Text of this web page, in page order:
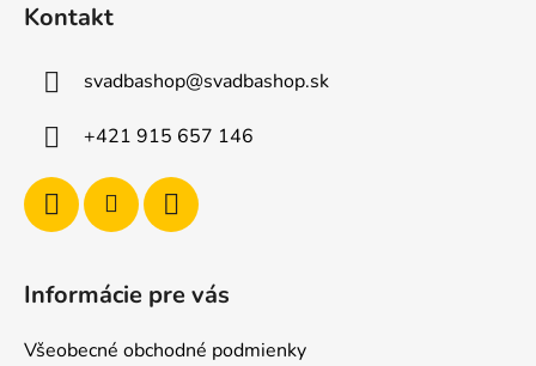
Kontakt
svadbashop@svadbashop.sk
+421 915 657 146
Informácie pre vás
Všeobecné obchodné podmienky